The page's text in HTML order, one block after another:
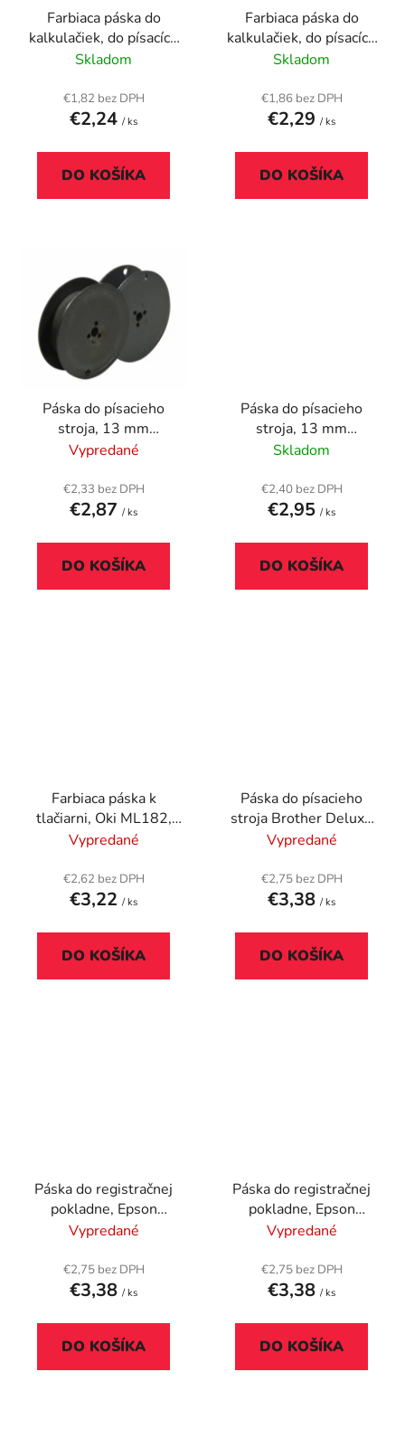
Farbiaca páska do
kalkulačiek, do písacích
strojov, 13 mm, 2
TECHNOLOGY GR 51,
čierna
Skladom
€1,82 bez DPH
€2,24 / ks
DO KOŠÍKA
Farbiaca páska do
kalkulačiek, do písacích
strojov, 13 mm, 2
TECHNOLOGY GR 51,
červeno-čierna
Skladom
€1,86 bez DPH
€2,29 / ks
DO KOŠÍKA
Páska do písacieho
stroja, 13 mm
dvojkotúčová,
TECHNOLOGY GR 1,
čierna
Vypredané
€2,33 bez DPH
€2,87 / ks
DO KOŠÍKA
Páska do písacieho
stroja, 13 mm
dvojkotúčová,
TECHNOLOGY GR 1,
čierno-červená
Skladom
€2,40 bez DPH
€2,95 / ks
DO KOŠÍKA
Farbiaca páska k
tlačiarni, Oki ML182,
183, VICTORIA
Vypredané
€2,62 bez DPH
€3,22 / ks
DO KOŠÍKA
Páska do písacieho
stroja Brother Deluxe
220, VICTORIA
čierna
Vypredané
€2,75 bez DPH
€3,38 / ks
DO KOŠÍKA
Páska do registračnej
pokladne, Epson
ERC30, 34, VICTORIA
655N, fialová
Vypredané
€2,75 bez DPH
€3,38 / ks
DO KOŠÍKA
Páska do registračnej
pokladne, Epson
ERC30, 34, VICTORIA
655N, červeno-čierna
Vypredané
€2,75 bez DPH
€3,38 / ks
DO KOŠÍKA